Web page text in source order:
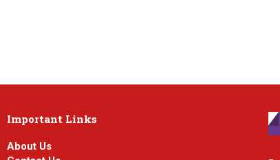
Important Links
About Us